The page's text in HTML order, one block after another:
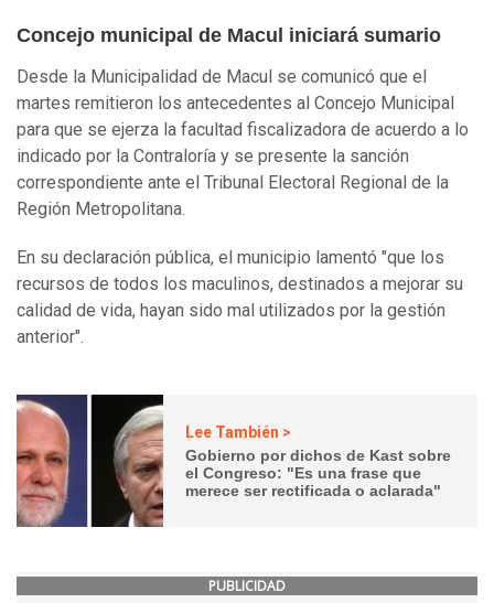
Concejo municipal de Macul iniciará sumario
Desde la Municipalidad de Macul se comunicó que el
martes remitieron los antecedentes al Concejo Municipal
para que se ejerza la facultad fiscalizadora de acuerdo a lo
indicado por la Contraloría y se presente la sanción
correspondiente ante el Tribunal Electoral Regional de la
Región Metropolitana.
En su declaración pública, el municipio lamentó "que los
recursos de todos los maculinos, destinados a mejorar su
calidad de vida, hayan sido mal utilizados por la gestión
anterior".
Lee También >
Gobierno por dichos de Kast sobre
el Congreso: "Es una frase que
merece ser rectificada o aclarada"
PUBLICIDAD